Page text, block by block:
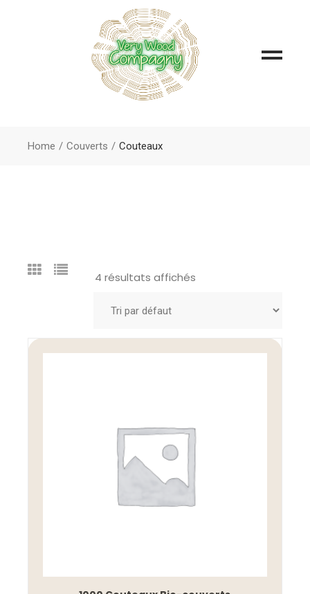
Home Couverts Couteaux
4 résultats affichés